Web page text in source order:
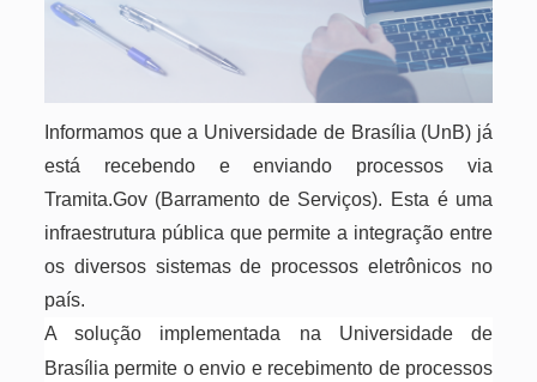
Informamos que a Universidade de Brasília (UnB) já
está recebendo e enviando processos via
Tramita.Gov (Barramento de Serviços). Esta é uma
infraestrutura pública que permite a integração entre
os diversos sistemas de processos eletrônicos no
país.
A solução implementada na Universidade de
Brasília permite o envio e recebimento de processos